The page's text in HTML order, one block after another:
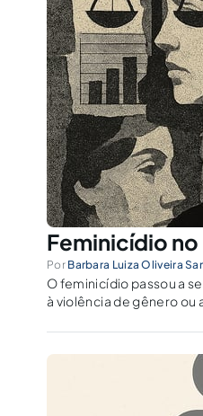
Feminicídio
Por Barbara Luiza Oliveira
O feminicídio passou a
à violência de gênero ou